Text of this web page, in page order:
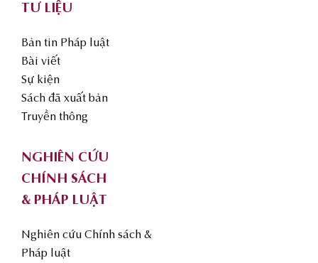
TƯ LIỆU
Bản tin Pháp luật
Bài viết
Sự kiện
Sách đã xuất bản
Truyền thông
NGHIÊN CỨU
CHÍNH SÁCH
& PHÁP LUẬT
Nghiên cứu Chính sách &
Pháp luật